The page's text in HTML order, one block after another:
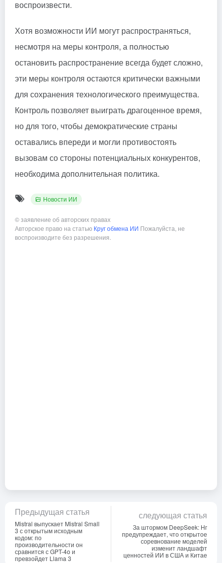
воспроизвести.
Хотя возможности ИИ могут распространяться,
несмотря на меры контроля, а полностью
остановить распространение всегда будет сложно,
эти меры контроля остаются критически важными
для сохранения технологического преимущества.
Контроль позволяет выиграть драгоценное время,
но для того, чтобы демократические страны
оставались впереди и могли противостоять
вызовам со стороны потенциальных конкурентов,
необходима дополнительная политика.
Новости ИИ
©заявление об авторских правах
Авторское право на статью Круг обмена ИИ Пожалуйста, не
воспроизводите без разрешения.
Предыдущая статья
Mistral выпускает Mistral Small
3 с открытым исходным
кодом: по
производительности он
сравнится с GPT-4o и
превзойдет Llama 3
следующая статья
За штормом DeepSeek: Нг
предупреждает, что открытое
соревнование моделей
изменит ландшафт
ценностей ИИ в США и Китае